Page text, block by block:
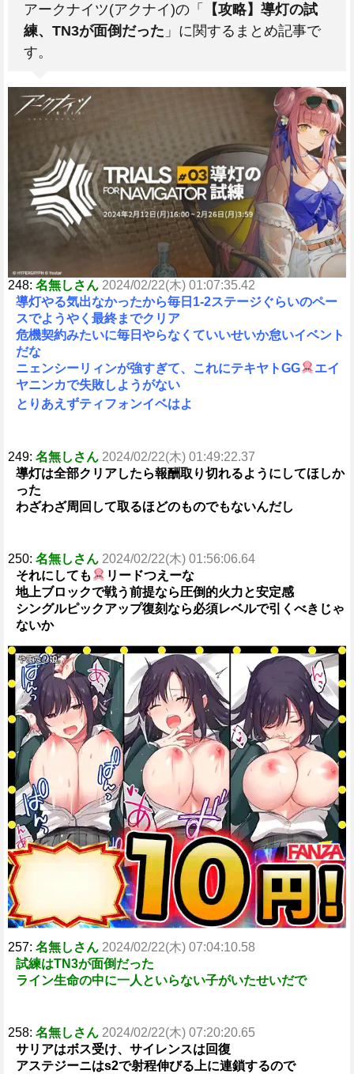
M
u
アークナイツ(アクナイ)の「
【攻略】導灯の試
練、TN3が面倒だった 」に関するまとめ記事で
す。
248: 名無しさん 2024/02/22(木) 01:07:35.42
導灯やる気出なかったから毎日1-2ステージぐらいのペー
スでようやく最終までクリア
危機契約みたいに毎日やらなくていいせいか怠いイベント
だな
ニェンシーリィンが強すぎて、これにテキヤトGG
エイ
ヤニンカで失敗しようがない
とりあえずティフォンイベはよ
249: 名無しさん 2024/02/22(木) 01:49:22.37
導灯は全部クリアしたら報酬取り切れるようにしてほしか
った
わざわざ周回して取るほどのものでもないんだし
250: 名無しさん 2024/02/22(木) 01:56:06.64
それにしても
リードつえーな
地上ブロックで戦う前提なら圧倒的火力と安定感
シングルピックアップ復刻なら必須レベルで引くべきじゃ
ないか
257: 名無しさん 2024/02/22(木) 07:04:10.58
試練はTN3が面倒だった
ライン生命の中に一人といらない子がいたせいだで
258: 名無しさん 2024/02/22(木) 07:20:20.65
サリアはボス受け、サイレンスは回復
アステジーニはs2で射程伸びる上に連鎖するので